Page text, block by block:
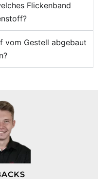
Flickenband
vom Gestell abgebaut